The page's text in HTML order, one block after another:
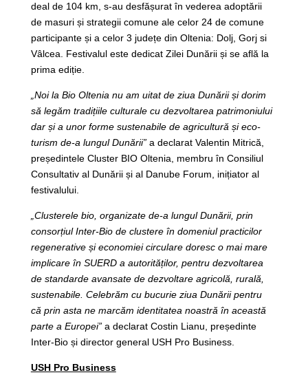
deal de 104 km, s-au desfășurat în vederea adoptării
de masuri și strategii comune ale celor 24 de comune
participante și a celor 3 județe din Oltenia: Dolj, Gorj si
Vâlcea. Festivalul este dedicat Zilei Dunării și se află la
prima ediție.
„Noi la Bio Oltenia nu am uitat de ziua Dunării și dorim
să legăm tradițiile culturale cu dezvoltarea patrimoniului
dar și a unor forme sustenabile de agricultură și eco-
turism de-a lungul Dunării” a declarat Valentin Mitrică,
președintele Cluster BIO Oltenia, membru în Consiliul
Consultativ al Dunării și al Danube Forum, inițiator al
festivalului.
„Clusterele bio, organizate de-a lungul Dunării, prin
consorțiul Inter-Bio de clustere în domeniul practicilor
regenerative și economiei circulare doresc o mai mare
implicare în SUERD a autorităților, pentru dezvoltarea
de standarde avansate de dezvoltare agricolă, rurală,
sustenabile. Celebrăm cu bucurie ziua Dunării pentru
că prin asta ne marcăm identitatea noastră în această
parte a Europei”a declarat Costin Lianu, președinte
Inter-Bio și director general USH Pro Business.
USH Pro Business